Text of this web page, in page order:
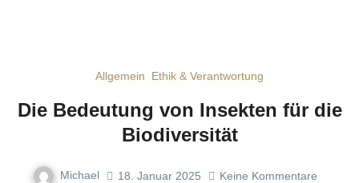
Allgemein Ethik & Verantwortung
Die Bedeutung von Insekten für die
Biodiversität
Michael 18. Januar 2025 Keine Kommentare